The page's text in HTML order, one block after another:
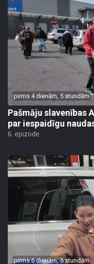
pirms 4 dienām, 5 stundām
Pašmāju slavenības
par iespaidīgu
6. epizode
pirms 6 dienām, 5 stundām